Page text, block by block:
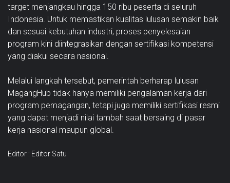
target menjangkau hingga 150 ribu peserta di seluruh
Indonesia. Untuk memastikan kualitas lulusan semakin baik
dan sesuai kebutuhan industri, proses penyelesaian
program kini diintegrasikan dengan sertifikasi kompetensi
yang diakui secara nasional.
Melalui langkah tersebut, pemerintah berharap lulusan
MagangHub tidak hanya memiliki pengalaman kerja dari
program pemagangan, tetapi juga memiliki sertifikasi resmi
yang dapat menjadi nilai tambah saat bersaing di pasar
kerja nasional maupun global.
Editor : Editor Satu